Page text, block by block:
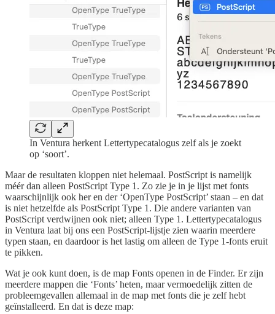
In Ventura herkent Lettertypecatalogus zelf als je zoekt
op ‘soort’.
Maar de resultaten kloppen niet helemaal. PostScript is namelijk
méér dan alleen PostScript Type 1. Zo zie je in je lijst met fonts
waarschijnlijk ook her en der ‘OpenType PostScript’ staan – en dat
is niet hetzelfde als PostScript Type 1. Die andere varianten van
PostScript verdwijnen ook niet; alleen Type 1. Lettertypecatalogus
in Ventura laat bij ons een PostScript-lijstje zien waarin meerdere
typen staan, en daardoor is het lastig om alleen de Type 1-fonts eruit
te pikken.
Wat je ook kunt doen, is de map Fonts openen in de Finder. Er zijn
meerdere mappen die ‘Fonts’ heten, maar vermoedelijk zitten de
probleemgevallen allemaal in de map met fonts die je zelf hebt
geïnstalleerd. En dat is deze map: